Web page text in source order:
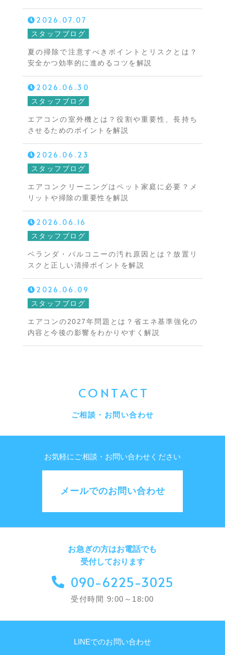
2026.07.07
スタッフブログ
夏の掃除で注意すべきポイントとリスクとは？
安全かつ効率的に進めるコツを解説
2026.06.30
スタッフブログ
エアコンの室外機とは？役割や重要性、長持ち
させるためのポイントを解説
2026.06.23
スタッフブログ
エアコンクリーニングはペット家庭に必要？メ
リットや掃除の重要性を解説
2026.06.16
スタッフブログ
ベランダ・バルコニーの汚れ原因とは？放置リ
スクと正しい清掃ポイントを解説
2026.06.09
スタッフブログ
エアコンの2027年問題とは？省エネ基準強化の
内容と今後の影響をわかりやすく解説
CONTACT
ご相談・お問い合わせ
お気軽にご相談・お問い合わせください
メールでのお問い合わせ
お急ぎの方はお電話でも
受付しております
090-6225-3025
受付時間 9:00～18:00
LINEでのお問い合わせ